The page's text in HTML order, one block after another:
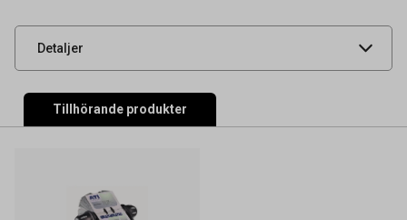
Detaljer
UNSPSC 44111518
Tillhörande produkter